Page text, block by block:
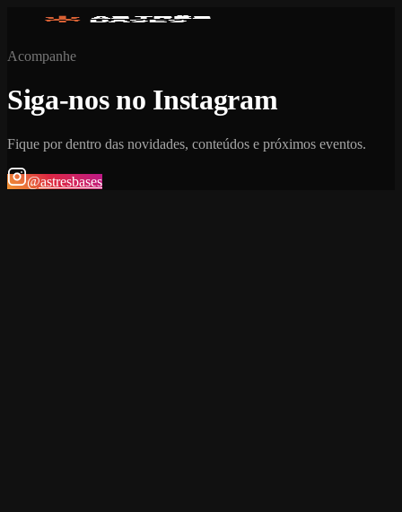
Acompanhe
Siga-nos no Instagram
Fique por dentro das novidades, conteúdos e próximos eventos.
@astresbases